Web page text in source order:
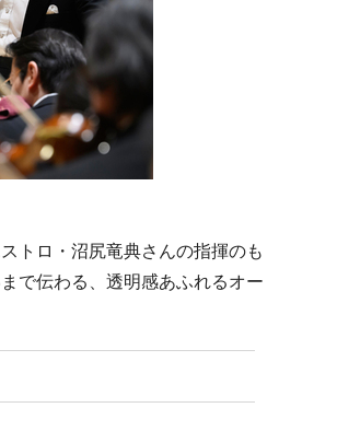
トロ・沼尻竜典さんの指揮のも
で伝わる、透明感あふれるオー